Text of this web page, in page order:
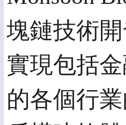
塊鏈技術
實現包括
的各個行